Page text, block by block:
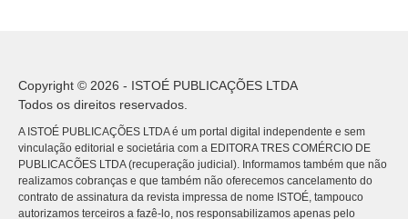
Copyright © 2026 - ISTOÉ PUBLICAÇÕES LTDA
Todos os direitos reservados.
A ISTOÉ PUBLICAÇÕES LTDA é um portal digital independente e sem
vinculação editorial e societária com a EDITORA TRES COMÉRCIO DE
PUBLICACÕES LTDA (recuperação judicial). Informamos também que não
realizamos cobranças e que também não oferecemos cancelamento do
contrato de assinatura da revista impressa de nome ISTOÉ, tampouco
autorizamos terceiros a fazê-lo, nos responsabilizamos apenas pelo